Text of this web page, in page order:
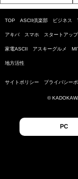
TOP ASCII倶楽部 ビジネス
アキバ スマホ スタートアップ
家電ASCII アスキーグルメ
地方活性
サイトポリシー プライバシー
©
PC